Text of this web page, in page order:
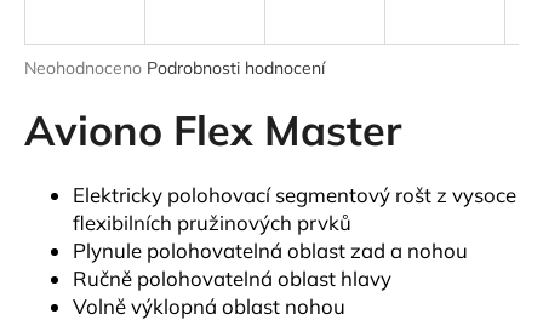
Průměrné
produktu
je
hvězdiček.
Neohodnoceno Podrobnosti hodnocení
Aviono Flex Master
Elektricky polohovací segmentový rošt z vysoce
flexibilních pružinových prvků
Plynule polohovatelná oblast zad a nohou
Ručně polohovatelná oblast hlavy
Volně výklopná oblast nohou
j
t
?
HLEDAT